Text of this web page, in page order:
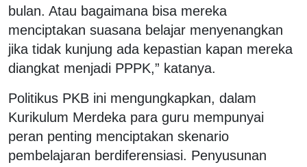
bulan. Atau bagaimana bisa mereka
menciptakan suasana belajar menyenangkan
jika tidak kunjung ada kepastian kapan mereka
diangkat menjadi PPPK,” katanya.
Politikus PKB ini mengungkapkan, dalam
Kurikulum Merdeka para guru mempunyai
peran penting menciptakan skenario
pembelajaran berdiferensiasi. Penyusunan